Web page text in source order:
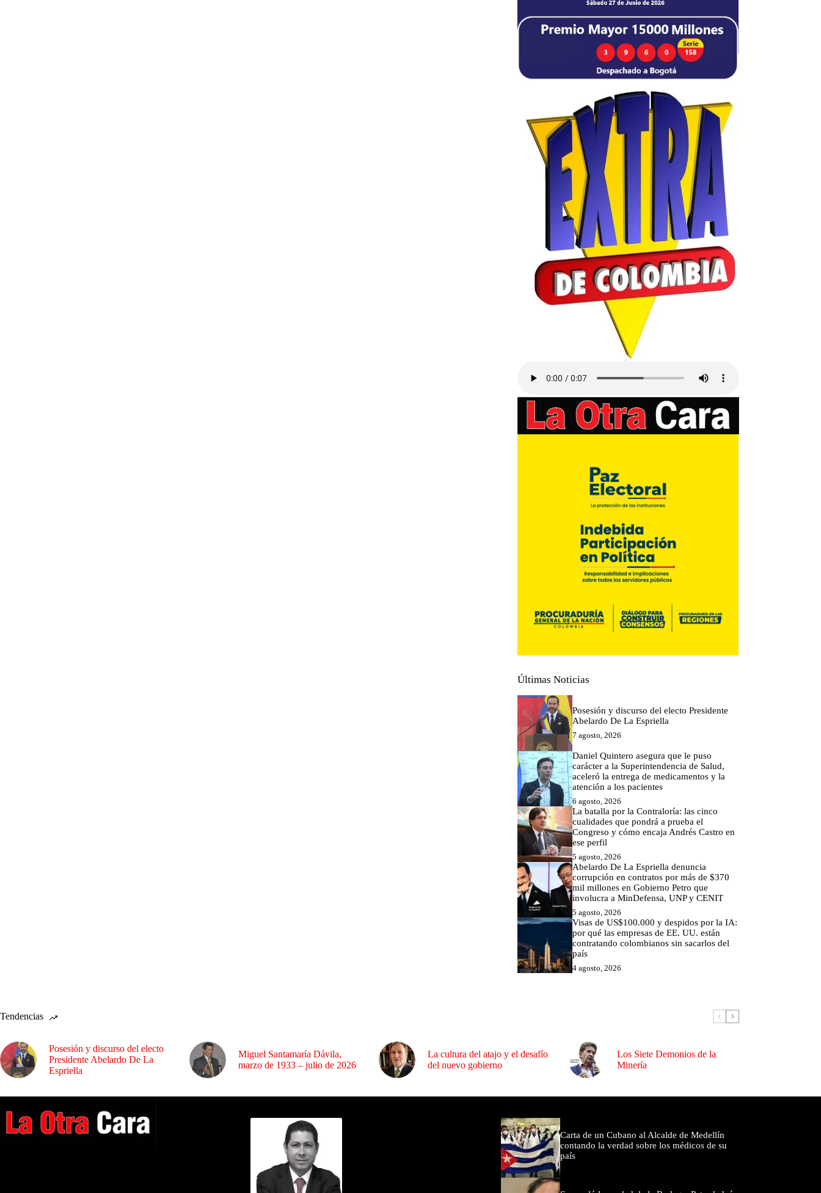
Últimas Noticias
Posesión y discurso del electo Presidente
Abelardo De La Espriella
7 agosto, 2026
Daniel Quintero asegura que le puso
carácter a la Superintendencia de Salud,
aceleró la entrega de medicamentos y la
atención a los pacientes
6 agosto, 2026
La batalla por la Contraloría: las cinco
cualidades que pondrá a prueba el
Congreso y cómo encaja Andrés Castro en
ese perfil
5 agosto, 2026
Abelardo De La Espriella denuncia
corrupción en contratos por más de $370
mil millones en Gobierno Petro que
involucra a MinDefensa, UNP y CENIT
5 agosto, 2026
Visas de US$100.000 y despidos por la IA:
por qué las empresas de EE. UU. están
contratando colombianos sin sacarlos del
país
4 agosto, 2026
Tendencias
Posesión y discurso del electo
Presidente Abelardo De La
Espriella
Miguel Santamaría Dávila,
marzo de 1933 – julio de 2026
La cultura del atajo y el desafío
del nuevo gobierno
Los Siete Demonios de la
Minería
Carta de un Cubano al Alcalde de Medellín
contando la verdad sobre los médicos de su
país